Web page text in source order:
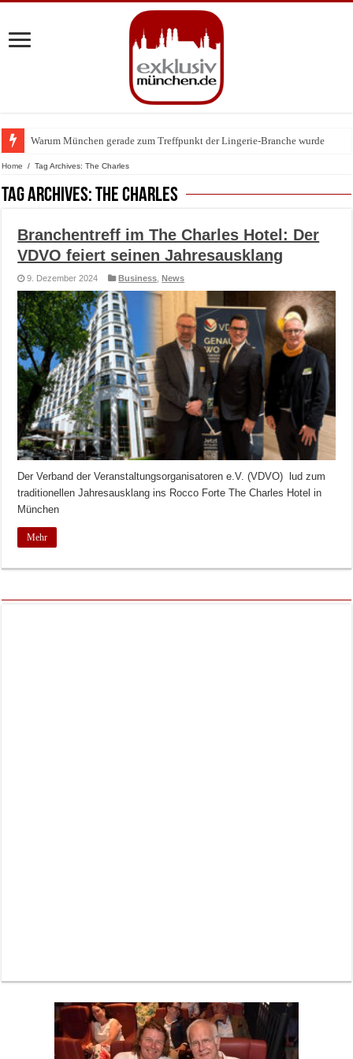
Warum München gerade zum Treffpunkt der Lingerie-Branche wurde
BMW Art Cars in München: Warum die rollenden Kunstwerke bis heute
Home / Tag Archives: The Charles
Tag Archives:The Charles
Branchentreff im The Charles Hotel: Der
VDVO feiert seinen Jahresausklang
9. Dezember 2024 Business ,News
Der Verband der Veranstaltungsorganisatoren e.V. (VDVO) lud zum
traditionellen Jahresausklang ins Rocco Forte The Charles Hotel in
München
Mehr